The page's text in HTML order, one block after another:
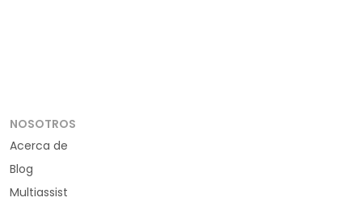
NOSOTROS
Acerca de
Blog
Multiassist